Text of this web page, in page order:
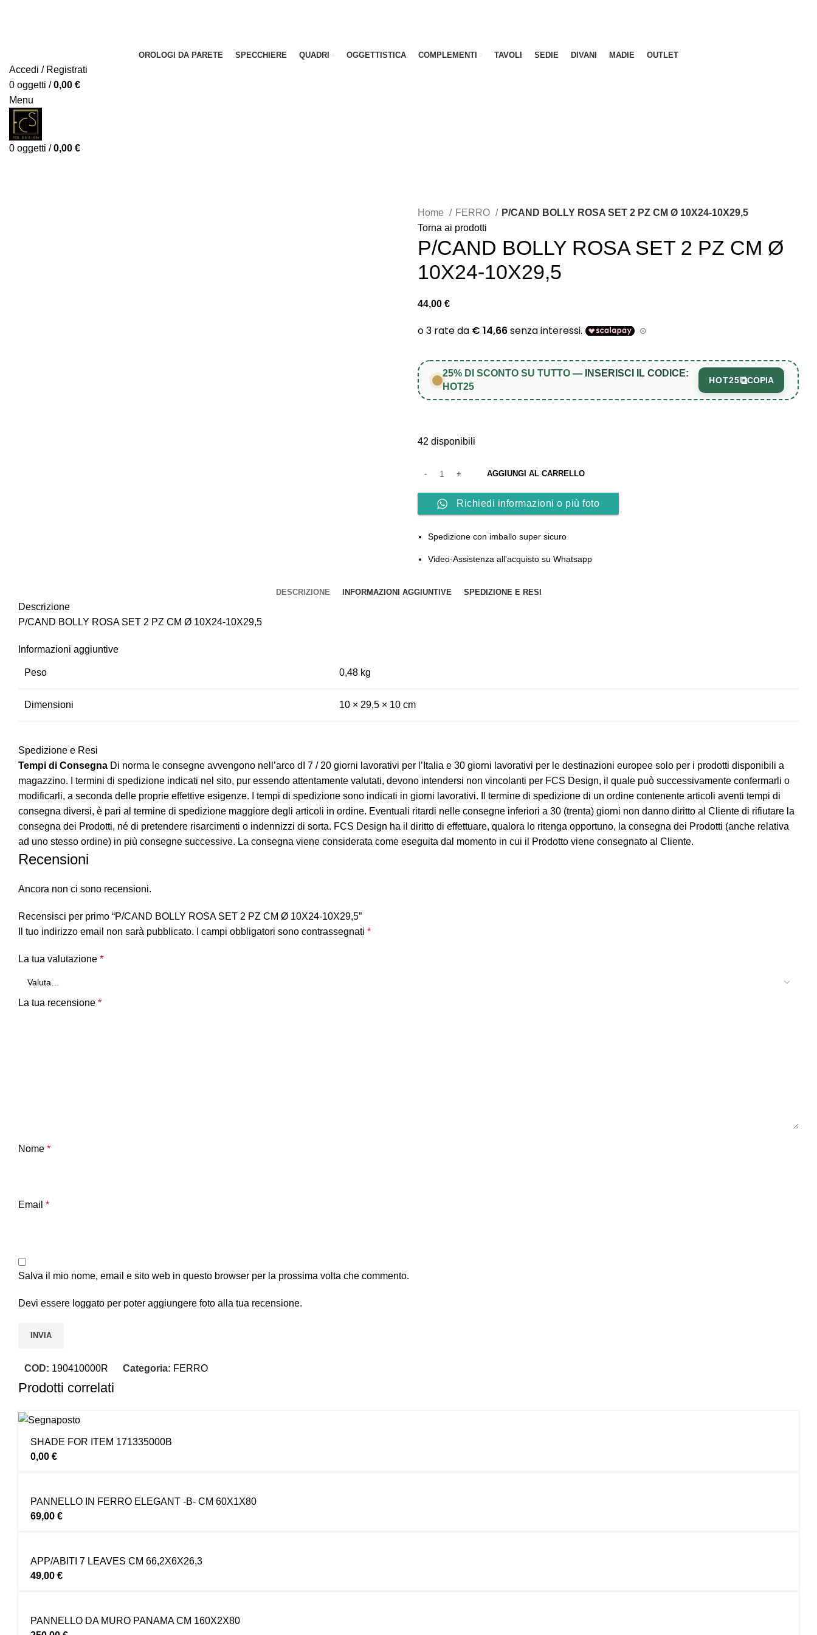
OROLOGI DA PARETE SPECCHIERE QUADRI OGGETTISTICA COMPLEMENTI TAVOLI SEDIE DIVANI MADIE OUTLET
Accedi / Registrati
0 oggetti / 0,00 €
Menu
0 oggetti / 0,00 €
Home FERRO
P/CAND BOLLY ROSA SET 2 PZ CM Ø 10X24-10X29,5
Torna ai prodotti
P/CAND BOLLY ROSA SET 2 PZ CM Ø
10X24-10X29,5
44,00 €
25% DI SCONTO SU TUTTO — INSERISCI IL CODICE:
HOT25
HOT25⧉COPIA
42 disponibili
AGGIUNGI AL CARRELLO
Richiedi informazioni o più foto
Spedizione con imballo super sicuro
Video-Assistenza all'acquisto su Whatsapp
DESCRIZIONE INFORMAZIONI AGGIUNTIVE SPEDIZIONE E RESI
Descrizione
P/CAND BOLLY ROSA SET 2 PZ CM Ø 10X24-10X29,5
Informazioni aggiuntive
Peso 0,48 kg
Dimensioni 10 × 29,5 × 10 cm
Spedizione e Resi
Tempi di Consegna Di norma le consegne avvengono nell’arco dI 7 / 20 giorni lavorativi per l’Italia e 30 giorni lavorativi per le destinazioni europee solo per i prodotti disponibili a
magazzino. I termini di spedizione indicati nel sito, pur essendo attentamente valutati, devono intendersi non vincolanti per FCS Design, il quale può successivamente confermarli o
modificarli, a seconda delle proprie effettive esigenze. I tempi di spedizione sono indicati in giorni lavorativi. Il termine di spedizione di un ordine contenente articoli aventi tempi di
consegna diversi, è pari al termine di spedizione maggiore degli articoli in ordine. Eventuali ritardi nelle consegne inferiori a 30 (trenta) giorni non danno diritto al Cliente di rifiutare la
consegna dei Prodotti, né di pretendere risarcimenti o indennizzi di sorta. FCS Design ha il diritto di effettuare, qualora lo ritenga opportuno, la consegna dei Prodotti (anche relativa
ad uno stesso ordine) in più consegne successive. La consegna viene considerata come eseguita dal momento in cui il Prodotto viene consegnato al Cliente.
Recensioni
Ancora non ci sono recensioni.
Recensisci per primo “P/CAND BOLLY ROSA SET 2 PZ CM Ø 10X24-10X29,5”
Il tuo indirizzo email non sarà pubblicato.
I campi obbligatori sono contrassegnati *
La tua valutazione *
La tua recensione *
Nome *
Email *
Salva il mio nome, email e sito web in questo browser per la prossima volta che commento.
Devi essere loggato per poter aggiungere foto alla tua recensione.
COD: 190410000R Categoria: FERRO
Prodotti correlati
SHADE FOR ITEM 171335000B
0,00 €
PANNELLO IN FERRO ELEGANT -B- CM 60X1X80
69,00 €
APP/ABITI 7 LEAVES CM 66,2X6X26,3
49,00 €
PANNELLO DA MURO PANAMA CM 160X2X80